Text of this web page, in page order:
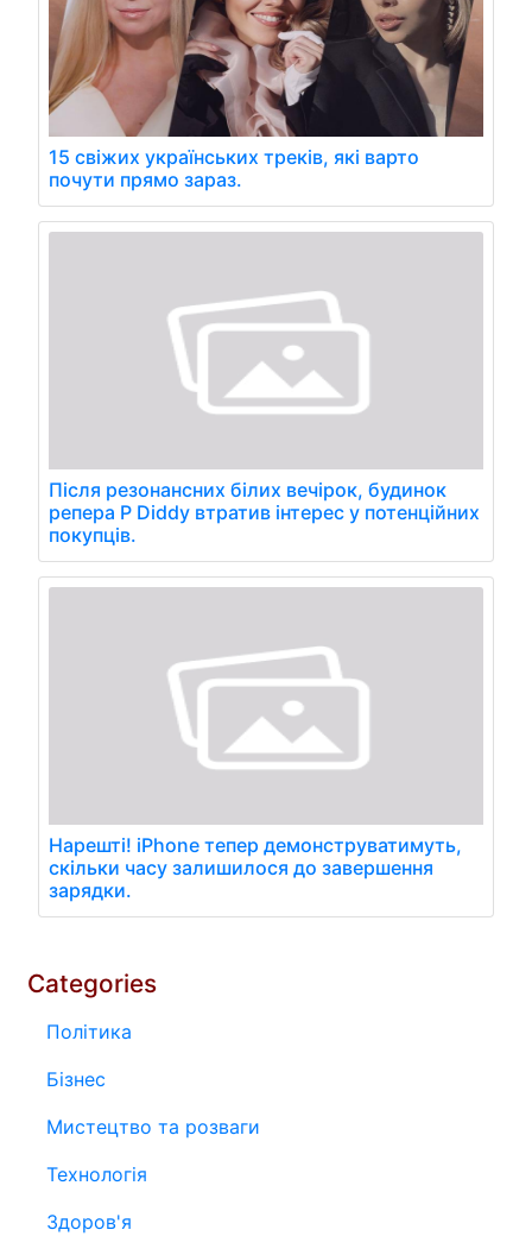
15 свіжих українських треків, які варто
почути прямо зараз.
Після резонансних білих вечірок, будинок
репера P Diddy втратив інтерес у потенційних
покупців.
Нарешті! iPhone тепер демонструватимуть,
скільки часу залишилося до завершення
зарядки.
Categories
Політика
Бізнес
Мистецтво та розваги
Технологія
Здоров'я